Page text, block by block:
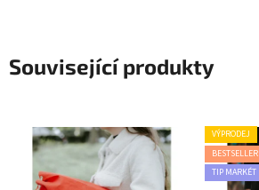
Související produkty
VÝPRODEJ
BESTSELLER
TIP MARKÉT